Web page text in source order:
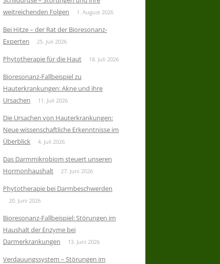
weitreichenden Folgen
1. August 2026
Bei Hitze – der Rat der Bioresonanz-
Experten
25. Juli 2026
Phytotherapie für die Haut 18. Juli 2026
Bioresonanz-Fallbeispiel zu
Hauterkrankungen: Akne und ihre
Ursachen
11. Juli 2026
Die Ursachen von Hauterkrankungen:
Neue wissenschaftliche Erkenntnisse im
Überblick
4. Juli 2026
Das Darmmikrobiom steuert unseren
Hormonhaushalt
27. Juni 2026
Phytotherapie bei Darmbeschwerden
20. Juni 2026
Bioresonanz-Fallbeispiel: Störungen im
Haushalt der Enzyme bei
Darmerkrankungen
13. Juni 2026
Verdauungssystem – Störungen im